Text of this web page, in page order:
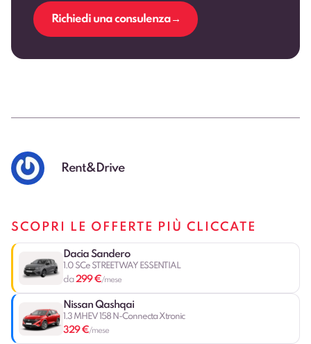
Richiedi una consulenza
Rent&Drive
SCOPRI LE OFFERTE PIÙ CLICCATE
Dacia Sandero
1.0 SCe STREETWAY ESSENTIAL
da299 €/mese
Nissan Qashqai
1.3 MHEV 158 N-Connecta Xtronic
329 €/mese